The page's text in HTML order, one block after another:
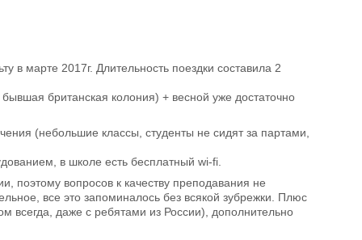
в марте 2017г. Длительность поездки составила 2
британская колония) + весной уже достаточно
(небольшие классы, студенты не сидят за партами,
в школе есть бесплатный wi-fi.
поэтому вопросов к качеству преподавания не
все это запоминалось без всякой зубрежки. Плюс
всегда, даже с ребятами из России), дополнительно